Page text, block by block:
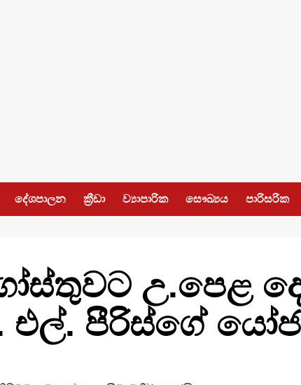
දේශපාලන ක්‍රීඩා ව්‍යාපාරික සෞඛ්‍යය පාරිසරික
උ.පෙළ
එල්. පීරිස්ගේ